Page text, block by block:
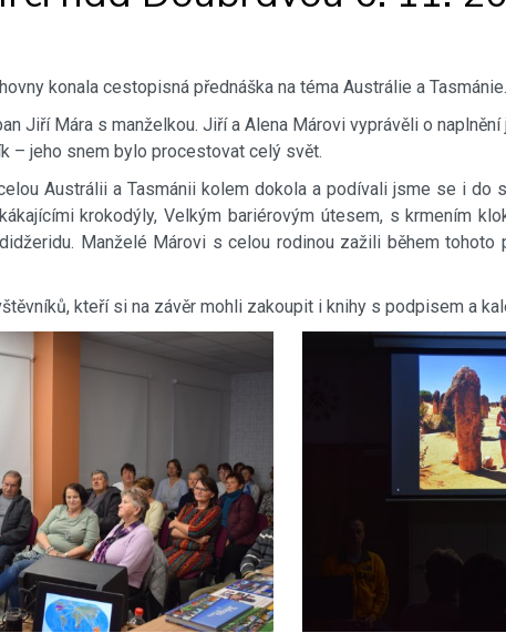
konala cestopisná přednáška na téma Austrálie a Tasmánie.
Jiří Mára s manželkou. Jiří a Alena Márovi vyprávěli o
– jeho snem bylo procestovat celý svět.
Austrálii a Tasmánii kolem dokola a podívali jsme se i do
krokodýly, Velkým bariérovým útesem, s krmením
Manželé Márovi s celou rodinou zažili během
kteří si na závěr mohli zakoupit i knihy s podpisem a